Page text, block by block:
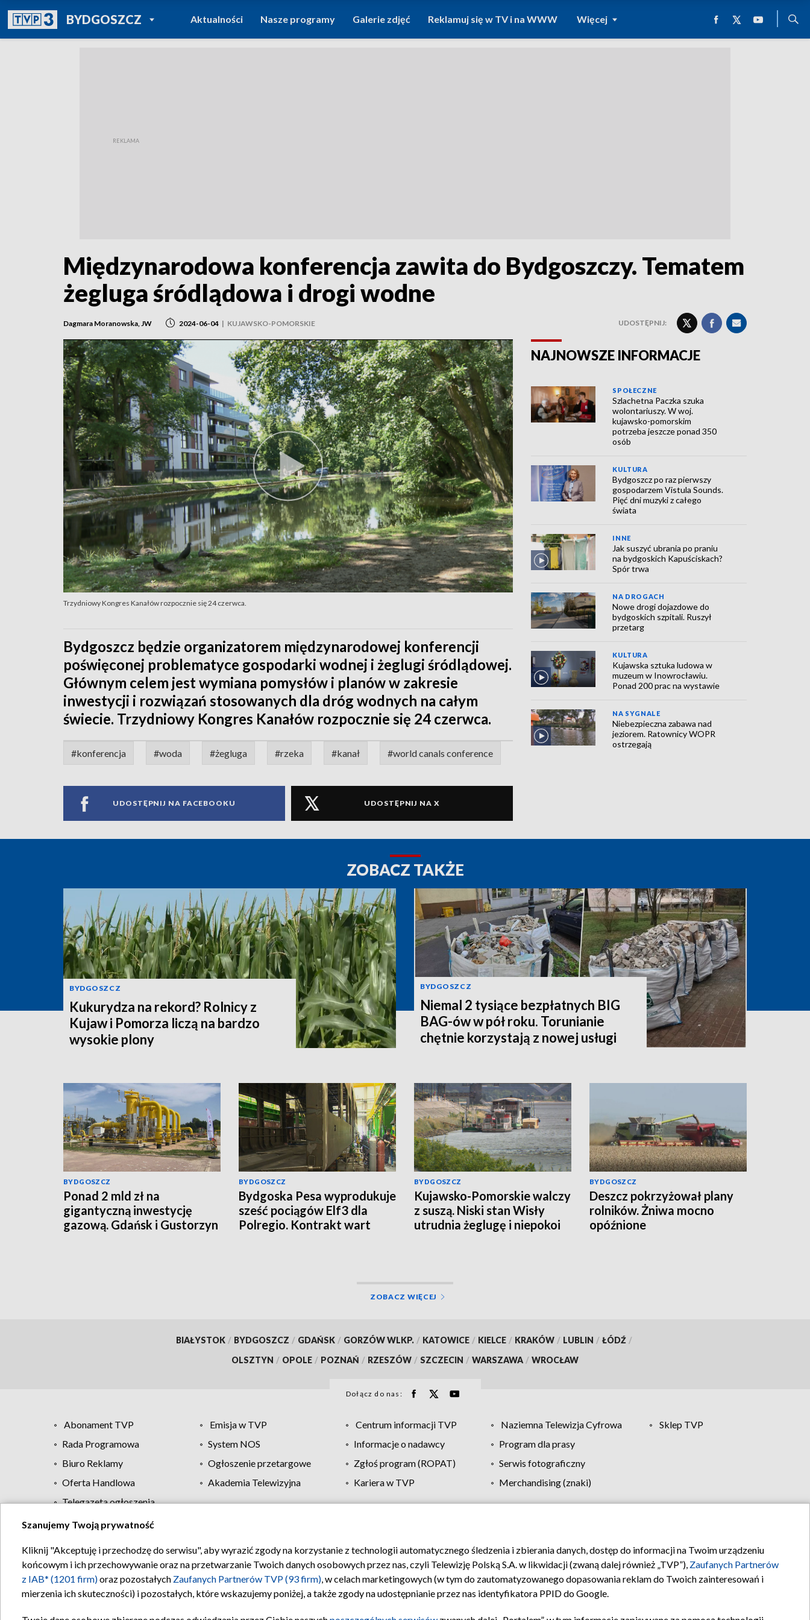
BYDGOSZCZPOWRÓT DO
TVP REGIONY
Aktualności Nasze programy Galerie zdjęć Reklamuj się w TV i na WWW Więcej
Międzynarodowa konferencja zawita do Bydgoszczy. Tematem
żegluga śródlądowa i drogi wodne
Dagmara Moranowska, JW 2024-06-04 | KUJAWSKO-POMORSKIE UDOSTĘPNIJ:
Trzydniowy Kongres Kanałów rozpocznie się 24 czerwca.
Bydgoszcz będzie organizatorem międzynarodowej konferencji
poświęconej problematyce gospodarki wodnej i żeglugi śródlądowej.
Głównym celem jest wymiana pomysłów i planów w zakresie
inwestycji i rozwiązań stosowanych dla dróg wodnych na całym
świecie. Trzydniowy Kongres Kanałów rozpocznie się 24 czerwca.
#konferencja #woda #żegluga #rzeka #kanał #world canals conference
UDOSTĘPNIJ NA FACEBOOKU UDOSTĘPNIJ NA X
NAJNOWSZE INFORMACJE
SPOŁECZNE
Szlachetna Paczka szuka
wolontariuszy. W woj.
kujawsko-pomorskim
potrzeba jeszcze ponad 350
osób
KULTURA
Bydgoszcz po raz pierwszy
gospodarzem Vistula Sounds.
Pięć dni muzyki z całego
świata
INNE
Jak suszyć ubrania po praniu
na bydgoskich Kapuściskach?
Spór trwa
NA DROGACH
Nowe drogi dojazdowe do
bydgoskich szpitali. Ruszył
przetarg
KULTURA
Kujawska sztuka ludowa w
muzeum w Inowrocławiu.
Ponad 200 prac na wystawie
NA SYGNALE
Niebezpieczna zabawa nad
jeziorem. Ratownicy WOPR
ostrzegają
ZOBACZ TAKŻE
BYDGOSZCZ
Kukurydza na rekord? Rolnicy z
Kujaw i Pomorza liczą na bardzo
wysokie plony
BYDGOSZCZ
Niemal 2 tysiące bezpłatnych BIG
BAG-ów w pół roku. Torunianie
chętnie korzystają z nowej usługi
BYDGOSZCZ
Ponad 2 mld zł na
gigantyczną inwestycję
gazową. Gdańsk i Gustorzyn
BYDGOSZCZ
Bydgoska Pesa wyprodukuje
sześć pociągów Elf3 dla
Polregio. Kontrakt wart
BYDGOSZCZ
Kujawsko-Pomorskie walczy
z suszą. Niski stan Wisły
utrudnia żeglugę i niepokoi
BYDGOSZCZ
Deszcz pokrzyżował plany
rolników. Żniwa mocno
opóźnione
ZOBACZ WIĘCEJ
BIAŁYSTOK / BYDGOSZCZ / GDAŃSK / GORZÓW WLKP. / KATOWICE / KIELCE / KRAKÓW / LUBLIN / ŁÓDŹ /
OLSZTYN / OPOLE / POZNAŃ / RZESZÓW / SZCZECIN / WARSZAWA / WROCŁAW
Dołącz do nas:
Abonament TVP Emisja w TVP Centrum informacji TVP Naziemna Telewizja Cyfrowa
Sklep TVP
Rada Programowa
System NOS Informacje o nadawcy
Program dla prasy
Biuro Reklamy
Ogłoszenie przetargowe Zgłoś program (ROPAT)
Serwis fotograficzny
Oferta Handlowa
Akademia Telewizyjna Kariera w TVP
Merchandising (znaki)
Telegazeta ogłoszenia
Regulamin TVP Polityka prywatności Moje zgody Pomoc Biuro reklamy Kontakt
Szanujemy Twoją prywatność
Kliknij "Akceptuję i przechodzę do serwisu", aby wyrazić zgody na korzystanie z technologii automatycznego śledzenia i zbierania danych, dostęp do informacji na Twoim urządzeniu
końcowym i ich przechowywanie oraz na przetwarzanie Twoich danych osobowych przez nas, czyli Telewizję Polską S.A. w likwidacji (zwaną dalej również „TVP”), Zaufanych Partnerów
z IAB* (1201 firm)oraz pozostałych Zaufanych Partnerów TVP (93 firm), w celach marketingowych (w tym do zautomatyzowanego dopasowania reklam do Twoich zainteresowań i
mierzenia ich skuteczności) i pozostałych, które wskazujemy poniżej, a także zgody na udostępnianie przez nas identyfikatora PPID do Google.